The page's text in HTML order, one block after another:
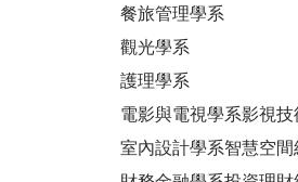
餐旅管理學系
觀光學系
護理學系
電影與電視學系影視技
室內設計學系智慧空間